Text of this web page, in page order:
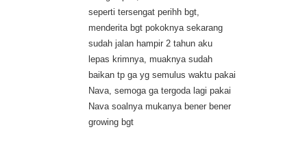
seperti tersengat perihh bgt,
menderita bgt pokoknya sekarang
sudah jalan hampir 2 tahun aku
lepas krimnya, muaknya sudah
baikan tp ga yg semulus waktu pakai
Nava, semoga ga tergoda lagi pakai
Nava soalnya mukanya bener bener
growing bgt